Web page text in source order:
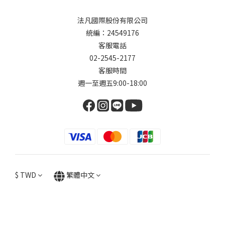
法凡國際股份有限公司
統編：24549176
客服電話
02-2545-2177
客服時間
週一至週五9:00-18:00
$ TWD 繁體中文